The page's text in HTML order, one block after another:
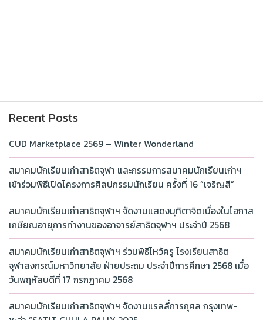
Recent Posts
CUD Marketplace 2569 – Winter Wonderland
สมาคมนักเรียนเก่าสาธิตจุฬา และกรรมการสมาคมนักเรียนเก่าฯ
เข้าร่วมพิธีเปิดโครงการศิลปกรรมนักเรียน ครั้งที่ 16 “เจริญสี”
สมาคมนักเรียนเก่าสาธิตจุฬาฯ จัดงานแสดงมุทิตาจิตเนื่องในโอกาส
เกษียณอายุการทำงานของอาจารย์สาธิตจุฬาฯ ประจำปี 2568
สมาคมนักเรียนเก่าสาธิตจุฬาฯ ร่วมพิธีไหว้ครู โรงเรียนสาธิต
จุฬาลงกรณ์มหาวิทยาลัย ฝ่ายประถม ประจำปีการศึกษา 2568 เมื่อ
วันพฤหัสบดีที่ 17 กรกฎาคม 2568
สมาคมนักเรียนเก่าสาธิตจุฬาฯ จัดงานแรลลี่การกุศล กรุงเทพ-